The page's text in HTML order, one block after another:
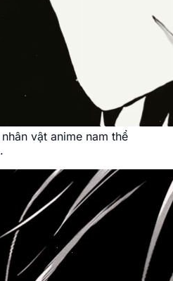
vật anime nam thể